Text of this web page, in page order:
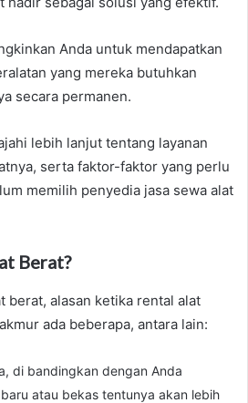
Anda untuk mendapatkan
yang mereka butuhkan
secara permanen.
lebih lanjut tentang layanan
serta faktor-faktor yang perlu
memilih penyedia jasa sewa alat
Berat?
berat, alasan ketika rental alat
ada beberapa, antara lain:
di bandingkan dengan Anda
atau bekas tentunya akan lebih